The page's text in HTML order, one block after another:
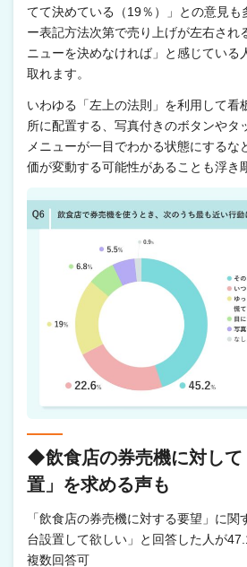
てて決めている（19％）」との意見も
ー表記方法次第で売り上げが左右され
ニューを決めなければ」と感じている
取れます。
いわゆる「左上の法則」を利用して看
所に配置する、写真付きのボタンやタ
メニューが一目でわかる状態にするな
価が変動する可能性があることも浮き
◆飲食店の券売機に対して
置」を求める声も
「飲食店の券売機に対する要望」に関
台設置して欲しい」と回答した人が
複数回答可